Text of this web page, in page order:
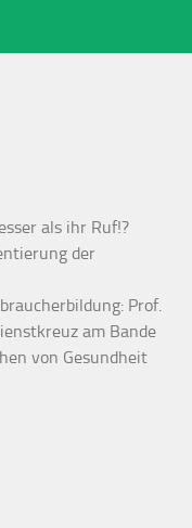
als ihr Ruf!?
der
Prof.
am Bande
von Gesundheit